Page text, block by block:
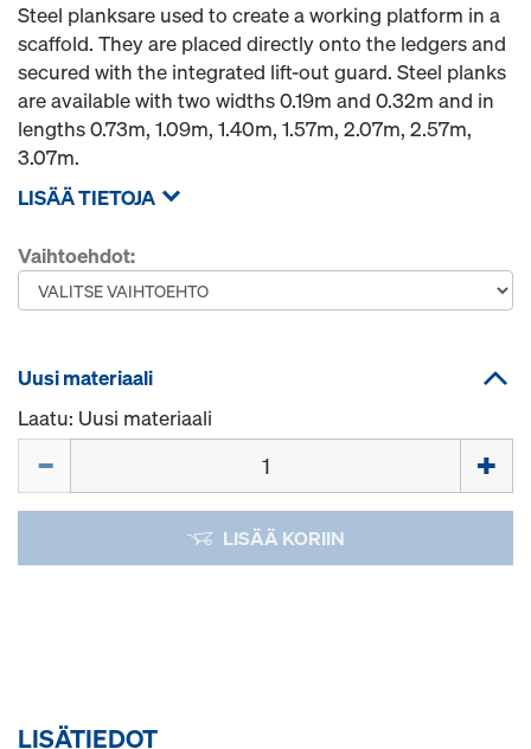
Steel planksare used to create a working platform in a
scaffold. They are placed directly onto the ledgers and
secured with the integrated lift-out guard. Steel planks
are available with two widths 0.19m and 0.32m and in
lengths 0.73m, 1.09m, 1.40m, 1.57m, 2.07m, 2.57m,
3.07m.
LISÄÄ TIETOJA
Vaihtoehdot:
Uusi materiaali
Laatu: Uusi materiaali
LISÄÄ KORIIN
LISÄTIEDOT